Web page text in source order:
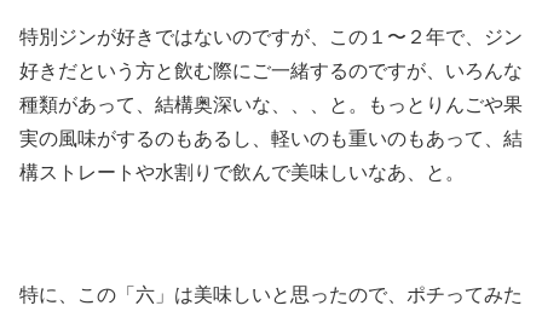
特別ジンが好きではないのですが、この１〜２年で、ジン
好きだという方と飲む際にご一緒するのですが、いろんな
種類があって、結構奥深いな、、、と。もっとりんごや果
実の風味がするのもあるし、軽いのも重いのもあって、結
構ストレートや水割りで飲んで美味しいなあ、と。
特に、この「六」は美味しいと思ったので、ポチってみた